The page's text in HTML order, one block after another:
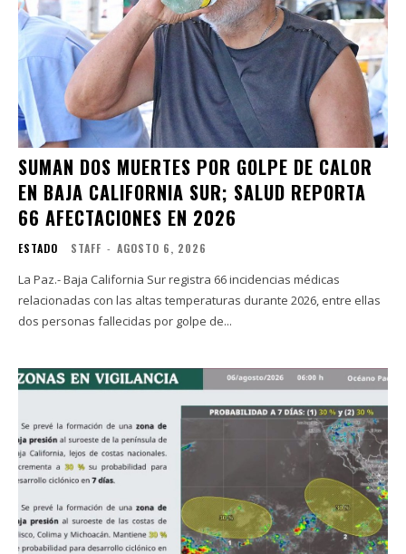
SUMAN DOS MUERTES POR GOLPE DE CALOR
EN BAJA CALIFORNIA SUR; SALUD REPORTA
66 AFECTACIONES EN 2026
ESTADO STAFF - AGOSTO 6, 2026
La Paz.- Baja California Sur registra 66 incidencias médicas
relacionadas con las altas temperaturas durante 2026, entre ellas
dos personas fallecidas por golpe de...